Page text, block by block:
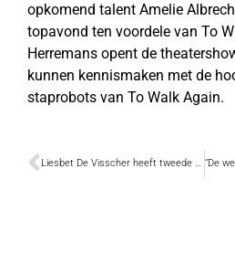
opkomend talent Amelie
topavond ten voordele van To
Herremans opent de
kunnen kennismaken met de
staprobots van To Walk Again.
Liesbet De Visscher heeft tweede roman uit